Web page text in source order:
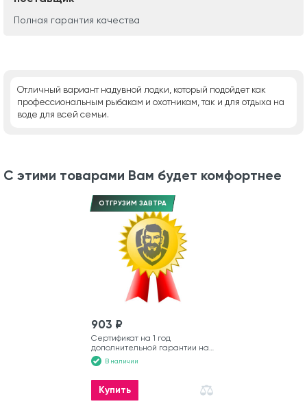
Полная гарантия качества
Отличный вариант надувной лодки, который подойдет как
профессиональным рыбакам и охотникам, так и для отдыха на
воде для всей семьи.
С этими товарами Вам будет комфортнее
ОТГРУЗИМ ЗАВТРА
903 ₽
Сертификат на 1 год
дополнительной гарантии на
гребную лодку
В наличии
Купить